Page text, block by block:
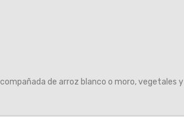
de arroz blanco o moro, vegetales y